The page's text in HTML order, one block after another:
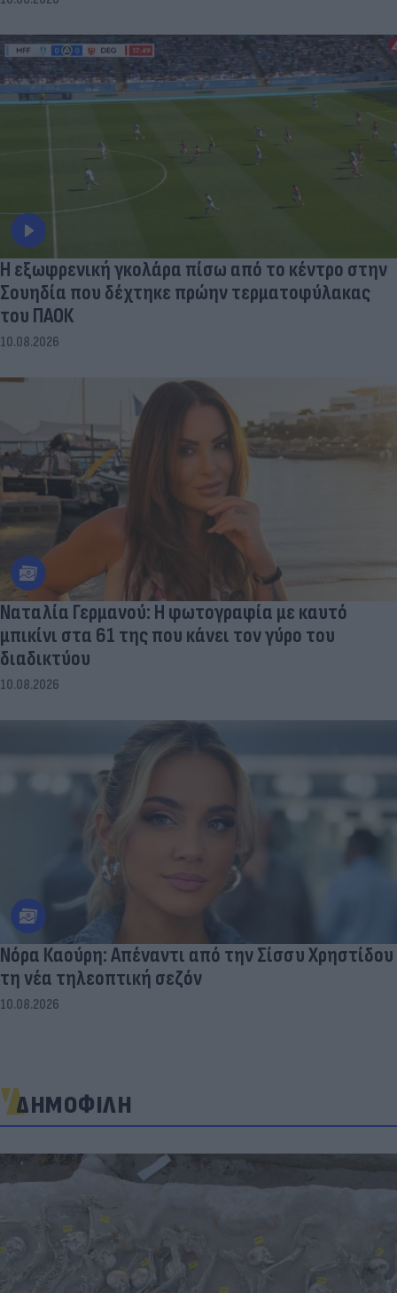
Η εξωφρενική γκολάρα πίσω από το κέντρο στην
Σουηδία που δέχτηκε πρώην τερματοφύλακας
του ΠΑΟΚ
10.08.2026
Ναταλία Γερμανού: Η φωτογραφία με καυτό
μπικίνι στα 61 της που κάνει τον γύρο του
διαδικτύου
10.08.2026
Νόρα Καούρη: Απέναντι από την Σίσσυ Χρηστίδου
τη νέα τηλεοπτική σεζόν
10.08.2026
ΔΗΜΟΦΙΛΗ